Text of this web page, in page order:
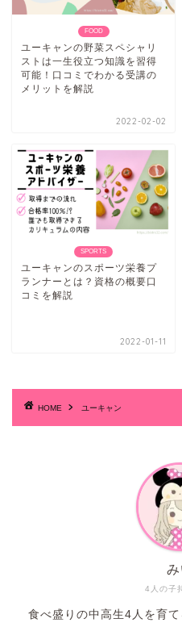
FOOD
ユーキャンの野菜スペシャリ
ストは一生役立つ知識を習得
可能！口コミでわかる受講の
メリットを解説
2022-02-02
SPORTS
ユーキャンのスポーツ栄養プ
ランナーとは？資格の概要口
コミを解説
2022-01-11
HOME ユーキャン
4人の子
み
食べ盛りの中高生4人を育